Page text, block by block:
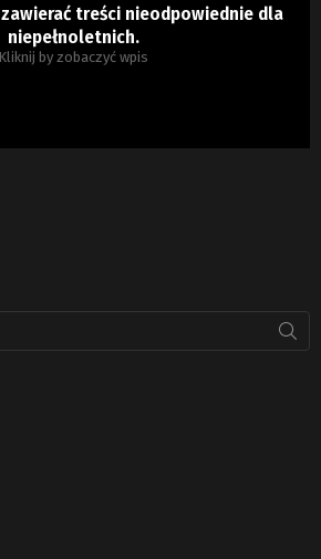
treści nieodpowiednie dla
niepełnoletnich.
Kliknij by zobaczyć wpis